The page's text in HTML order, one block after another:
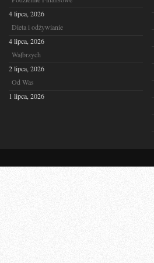
4 lipca, 2026
Dieta i odżywianie
4 lipca, 2026
Wałbrzych
2 lipca, 2026
Od Was
1 lipca, 2026